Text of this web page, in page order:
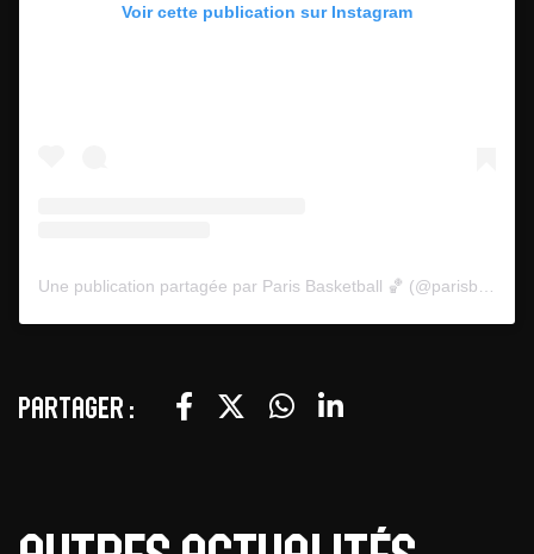
Voir cette publication sur Instagram
Une publication partagée par Paris Basketball 🏀 (@parisbasketball)
Partager :